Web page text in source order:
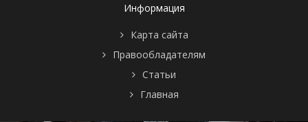
Информация
Карта сайта
Правообладателям
Статьи
Главная